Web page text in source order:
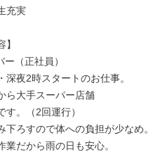
充実
】
（正社員）
深夜2時スタートのお仕事。
ら大手スーパー店舗
す。（2回運行）
下ろすので体への負担が少なめ。
業だから雨の日も安心。